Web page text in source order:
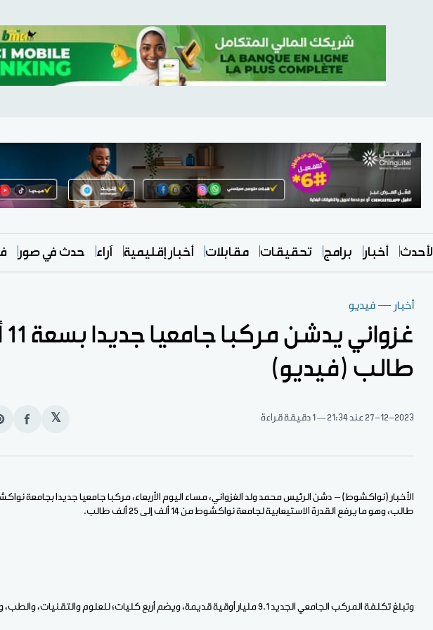
الأحدث أخبار برامج تحقيقات مقابلات أخبار إقليمية آراء حدث في صور
أخبار —فيديو
طالب (فيديو)
27-12-2023عند 21:34 1 دقيقة قراءة 𝕏
انشر
طالب، وهو ما يرفع القدرة الاستيعابية لجامعة نواكشوط من 14 ألف إلى 25 ألف طالب.
وتبلغ تكلفة المركب الجامعي الجديد 9.1 مليار أوقية قديمة، ويضم أربع كليات؛ للعلوم والتقنيات، والطب، والآداب، والعلوم القانونية.